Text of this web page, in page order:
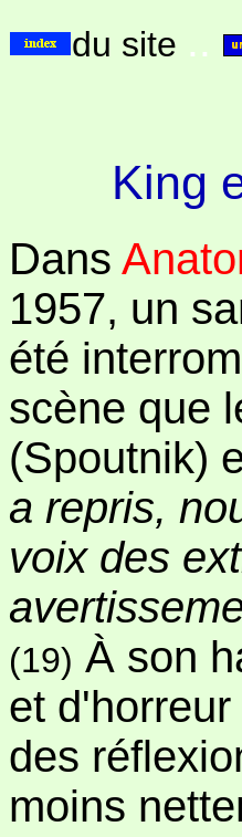
du site ..
King
Dans
1957, un
été
scène que
(Spoutnik)
a repris,
voix des
(19) À son
et
des
moins